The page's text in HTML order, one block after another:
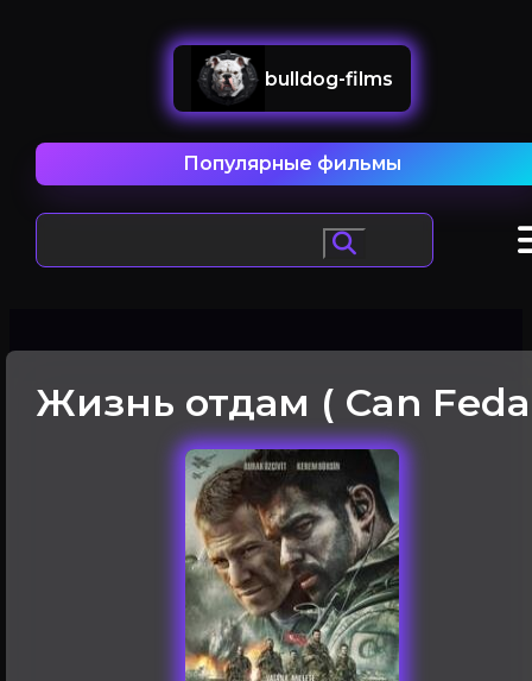
bulldog-films
Популярные фильмы
Жизнь отдам ( Can